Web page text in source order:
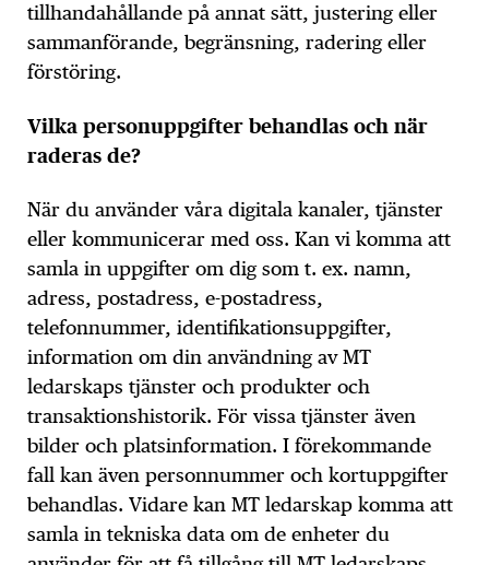
tillhandahållande på annat sätt, justering eller
sammanförande, begränsning, radering eller
förstöring.
Vilka personuppgifter behandlas och när
raderas de?
När du använder våra digitala kanaler, tjänster
eller kommunicerar med oss. Kan vi komma att
samla in uppgifter om dig som t. ex. namn,
adress, postadress, e-postadress,
telefonnummer, identifikationsuppgifter,
information om din användning av MT
ledarskaps tjänster och produkter och
transaktionshistorik. För vissa tjänster även
bilder och platsinformation. I förekommande
fall kan även personnummer och kortuppgifter
behandlas. Vidare kan MT ledarskap komma att
samla in tekniska data om de enheter du